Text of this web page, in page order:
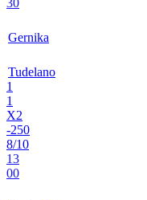
30
Gernika
Tudelano
1
1
X2
-250
8/10
13
00